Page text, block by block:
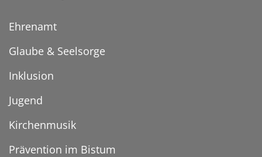
Ehrenamt
Glaube & Seelsorge
Inklusion
Jugend
Kirchenmusik
Prävention im Bistum